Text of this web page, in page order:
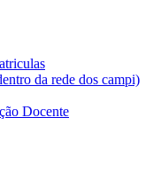
da rede dos campi)
Docente